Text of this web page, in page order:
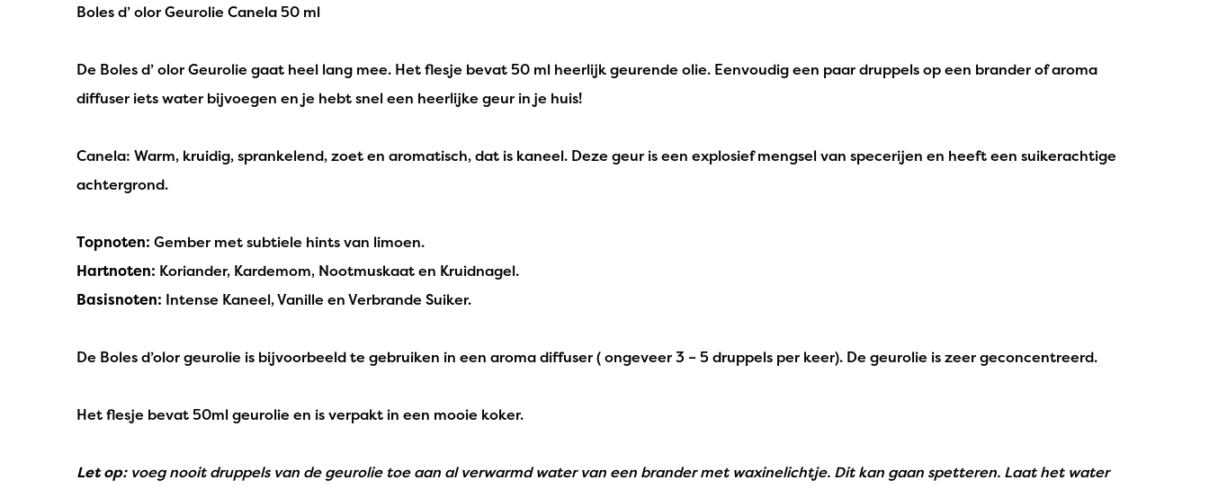
Scentmoods
Joeff Muuss
Home Society
Boles d’ olor Geurolie Canela 50 ml
De Boles d’ olor Geurolie gaat heel lang mee. Het flesje bevat 50 ml heerlijk geurende olie. Eenvoudig een paar druppels op een brander of aroma
diffuser iets water bijvoegen en je hebt snel een heerlijke geur in je huis!
Canela: Warm, kruidig, sprankelend, zoet en aromatisch, dat is kaneel. Deze geur is een explosief mengsel van specerijen en heeft een suikerachtige
achtergrond.
Topnoten: Gember met subtiele hints van limoen.
Hartnoten: Koriander, Kardemom, Nootmuskaat en Kruidnagel.
Basisnoten: Intense Kaneel, Vanille en Verbrande Suiker.
De Boles d’olor geurolie is bijvoorbeeld te gebruiken in een aroma diffuser ( ongeveer 3 – 5 druppels per keer). De geurolie is zeer geconcentreerd.
Het flesje bevat 50ml geurolie en is verpakt in een mooie koker.
Let op:voeg nooit druppels van de geurolie toe aan al verwarmd water van een brander met waxinelichtje. Dit kan gaan spetteren. Laat het water